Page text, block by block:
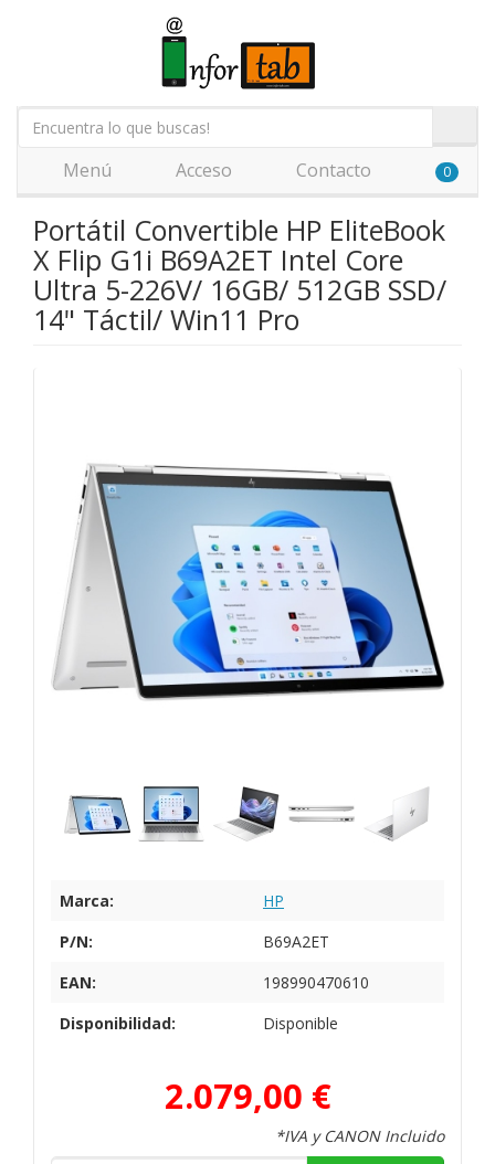
Menú Acceso Contacto 0
Portátil Convertible HP EliteBook
X Flip G1i B69A2ET Intel Core
Ultra 5-226V/ 16GB/ 512GB SSD/
14" Táctil/ Win11 Pro
Marca:
HP
P/N:
B69A2ET
EAN:
198990470610
Disponibilidad:
Disponible
2.079,00 €
*IVA y CANON Incluido